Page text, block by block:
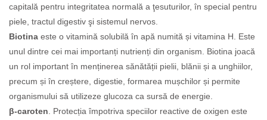
capitală pentru integritatea normală a ţesuturilor, în special pentru
piele, tractul digestiv şi sistemul nervos.
Biotina este o vitamină solubilă în apă numită și vitamina H. Este
unul dintre cei mai importanți nutrienți din organism. Biotina joacă
un rol important în menținerea sănătății pielii, blănii și a unghiilor,
precum și în creștere, digestie, formarea mușchilor și permite
organismului să utilizeze glucoza ca sursă de energie.
β-caroten . Protecția împotriva speciilor reactive de oxigen este